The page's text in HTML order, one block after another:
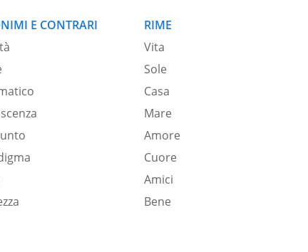
E CONTRARI
RIME
Vita
Sole
Casa
Mare
Amore
Cuore
Amici
Bene